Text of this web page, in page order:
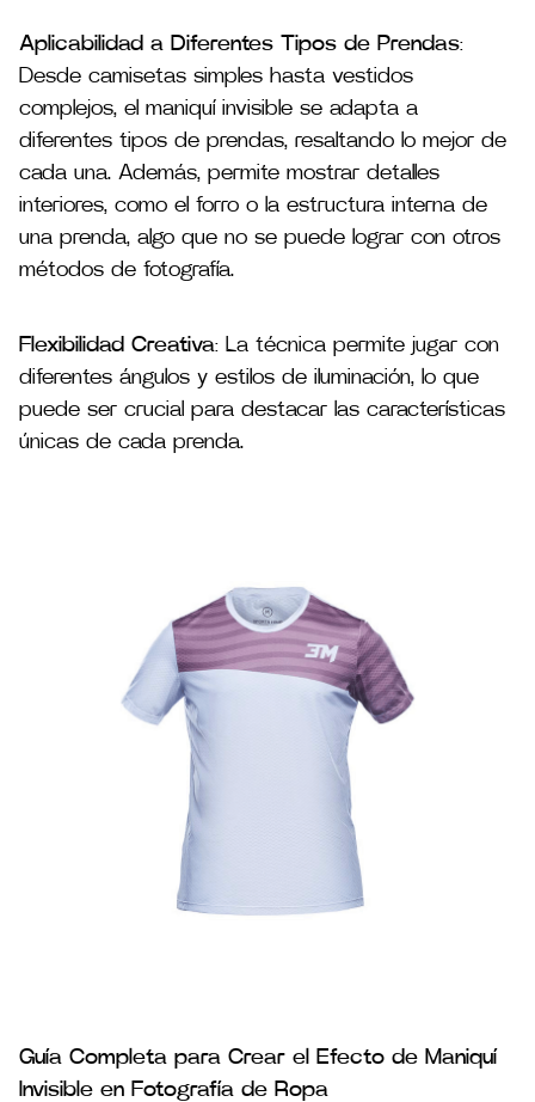
Aplicabilidad a Diferentes Tipos de Prendas:
Desde camisetas simples hasta vestidos
complejos, el maniquí invisible se adapta a
diferentes tipos de prendas, resaltando lo mejor de
cada una. Además, permite mostrar detalles
interiores, como el forro o la estructura interna de
una prenda, algo que no se puede lograr con otros
métodos de fotografía.
Flexibilidad Creativa: La técnica permite jugar con
diferentes ángulos y estilos de iluminación, lo que
puede ser crucial para destacar las características
únicas de cada prenda.
Guía Completa para Crear el Efecto de Maniquí
Invisible en Fotografía de Ropa